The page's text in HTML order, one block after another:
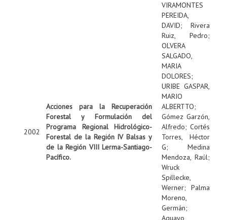
2002
Acciones para la Recuperación
Forestal y Formulación del
Programa Regional Hidrológico-
Forestal de la Región IV Balsas y
de la Región VIII Lerma-Santiago-
Pacífico.
VIRAMONTES
PEREIDA,
DAVID; Rivera
Ruiz, Pedro;
OLVERA
SALGADO,
MARIA
DOLORES;
URIBE GASPAR,
MARIO
ALBERTTO;
Gómez Garzón,
Alfredo; Cortés
Torres, Héctor
G; Medina
Mendoza, Raúl;
Wruck
Spillecke,
Werner; Palma
Moreno,
Germán;
Aguayo